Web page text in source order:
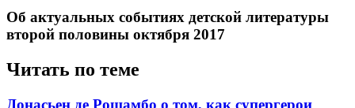
​Об актуальных событиях детской литературы
второй половины октября 2017
Читать по теме
Донасьен де Рошамбо о том, как супергерои